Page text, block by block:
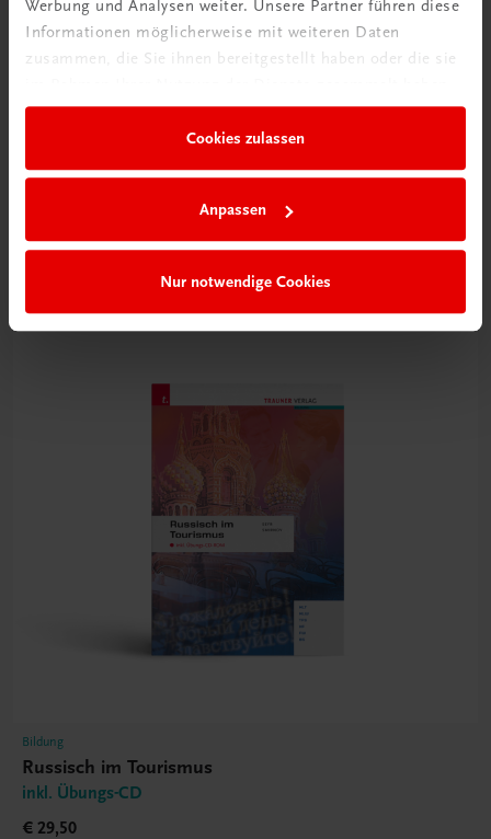
Werbung und Analysen weiter. Unsere Partner führen diese
Informationen möglicherweise mit weiteren Daten
zusammen, die Sie ihnen bereitgestellt haben oder die sie
Cookies zulassen
Anpassen
Nur notwendige Cookies
Bildung
für vegetarisch und vegan geschulte Köchinnen und Köche
TRAUNER-DigiBox
Bildung
Russisch im Tourismus
inkl. Übungs-CD
€ 29,50